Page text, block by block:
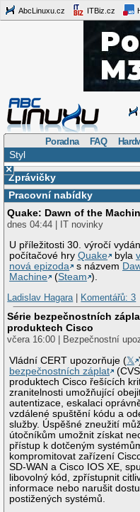
AbcLinuxu.cz ITBiz.cz
Poradna FAQ
Styl
×
Zprávičky
Pracovní nabídky
Quake: Dawn of the
dnes 04:44 | IT novinky
U příležitosti 30. výročí
počítačové hryQuake byla
nová epizoda
s názvem
Machine
(Steam ).
Ladislav Hagara| Komentářů: 3
Série bezpečnostních
produktech Cisco
včera 16:00 | Bezpečnostní
Vládní CERT upozorňuje (𝕏
bezpečnostních záplat
produktech Cisco řešících
zranitelnosti umožňující
autentizace, eskalaci
vzdálené spuštění kódu a
služby. Úspěšné zneužití
útočníkům umožnit získat
přístup k dotčeným
kompromitovat zařízení
SD-WAN a Cisco IOS XE,
libovolný kód, zpřístupnit
informace nebo narušit
postižených systémů.